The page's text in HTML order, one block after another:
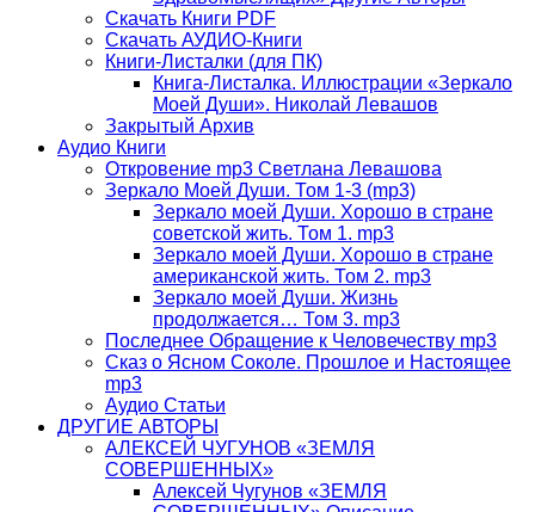
Скачать Книги PDF
Скачать АУДИО-Книги
Книги-Листалки (для ПК)
Книга-Листалка. Иллюстрации «Зеркало
Моей Души». Николай Левашов
Закрытый Архив
Аудио Книги
Откровение mp3 Светлана Левашова
Зеркало Моей Души. Том 1-3 (mp3)
Зеркало моей Души. Хорошо в стране
советской жить. Том 1. mp3
Зеркало моей Души. Хорошо в стране
американской жить. Том 2. mp3
Зеркало моей Души. Жизнь
продолжается… Том 3. mp3
Последнее Обращение к Человечеству mp3
Сказ о Ясном Соколе. Прошлое и Настоящее
mp3
Аудио Статьи
ДРУГИЕ АВТОРЫ
АЛЕКСЕЙ ЧУГУНОВ «ЗЕМЛЯ
СОВЕРШЕННЫХ»
Алексей Чугунов «ЗЕМЛЯ